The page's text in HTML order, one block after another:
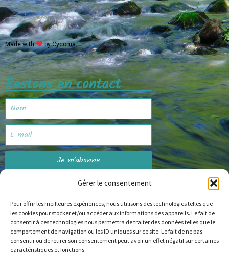
Gérer le consentement
Pour offrir les meilleures expériences, nous utilisons des technologies telles que
les cookies pour stocker et/ou accéder aux informations des appareils. Le fait de
consentir à ces technologies nous permettra de traiter des données telles que le
comportement de navigation ou les ID uniques sur ce site. Le fait de ne pas
consentir ou de retirer son consentement peut avoir un effet négatif sur certaines
caractéristiques et fonctions.
Made with by Cycoma
Restons en contact
Je m'abonne
Site web